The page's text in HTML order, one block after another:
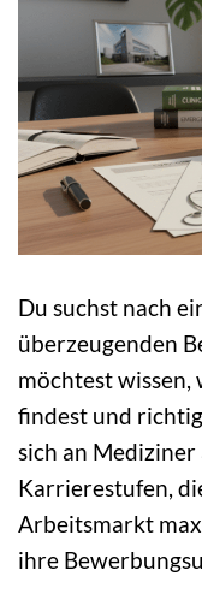
Du suchst nach
überzeugenden
möchtest wissen,
findest und
sich an
Karrierestufen,
Arbeitsmarkt
ihre